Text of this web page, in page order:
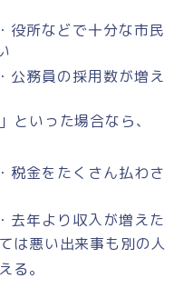
役所などで十分な市民
公務員の採用数が増え
といった場合なら、
税金をたくさん払わさ
去年より収入が増えた
は悪い出来事も別の人
る。